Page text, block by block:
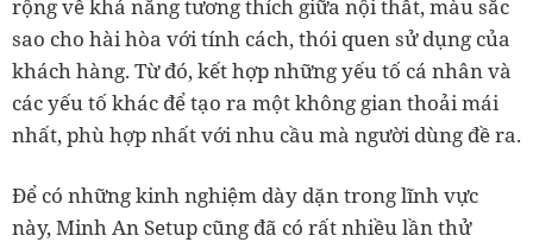
rộng về khả năng tương thích giữa nội thất, màu sắc
sao cho hài hòa với tính cách, thói quen sử dụng của
khách hàng. Từ đó, kết hợp những yếu tố cá nhân và
các yếu tố khác để tạo ra một không gian thoải mái
nhất, phù hợp nhất với nhu cầu mà người dùng đề ra.
Để có những kinh nghiệm dày dặn trong lĩnh vực
này, Minh An Setup cũng đã có rất nhiều lần thử